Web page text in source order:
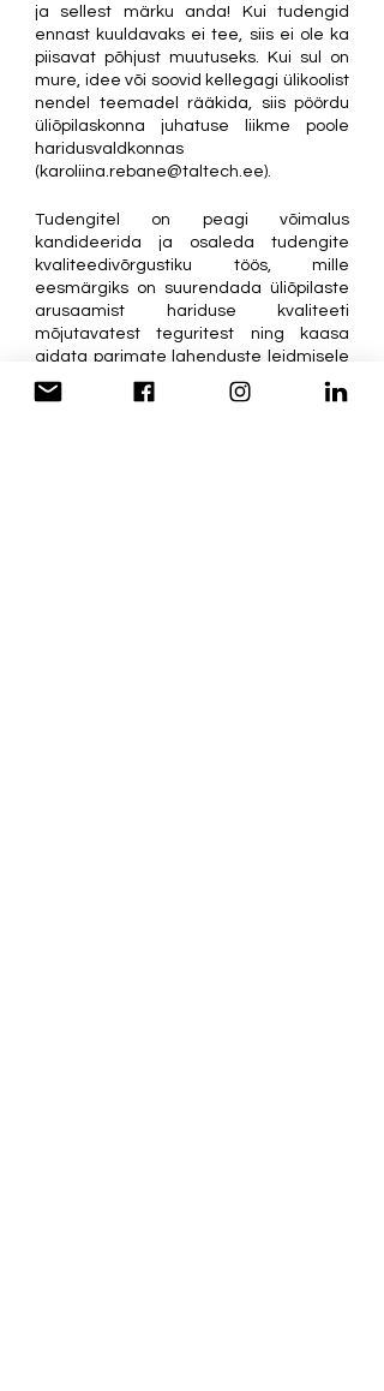
ja sellest märku anda! Kui tudengid
ennast kuuldavaks ei tee, siis ei ole ka
piisavat põhjust muutuseks. Kui sul on
mure, idee või soovid kellegagi ülikoolist
nendel teemadel rääkida, siis pöördu
üliõpilaskonna juhatuse liikme poole
haridusvaldkonnas
(karoliina.rebane@taltech.ee).
Tudengitel on peagi võimalus
kandideerida ja osaleda tudengite
kvaliteedivõrgustiku töös, mille
eesmärgiks on suurendada üliõpilaste
arusaamist hariduse kvaliteeti
mõjutavatest teguritest ning kaasa
aidata parimate lahenduste leidmisele
õppega seonduvates küsimustes. Ka
Sinul on võimalik liituda tudengite